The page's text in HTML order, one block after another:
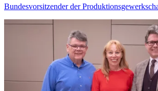
Bundesvorsitzender der